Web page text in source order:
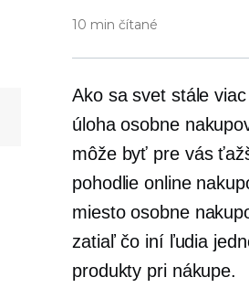
10 min čítané
Ako sa svet stále
úlohaosobne
môže byť pre vás
pohodlie online
miestoosobne
zatiaľ čo iní ľudia
produkty pri nákupe.